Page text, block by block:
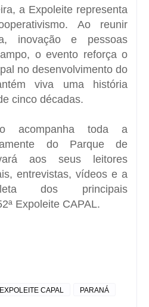
a Expoleite representa
Ao reunir
inovação e pessoas
o evento reforça o
no desenvolvimento do
viva uma história
cinco décadas.
acompanha toda a
do Parque de
aos seus leitores
entrevistas, vídeos e a
dos principais
Expoleite CAPAL.
EXPOLEITE CAPAL PARANÁ